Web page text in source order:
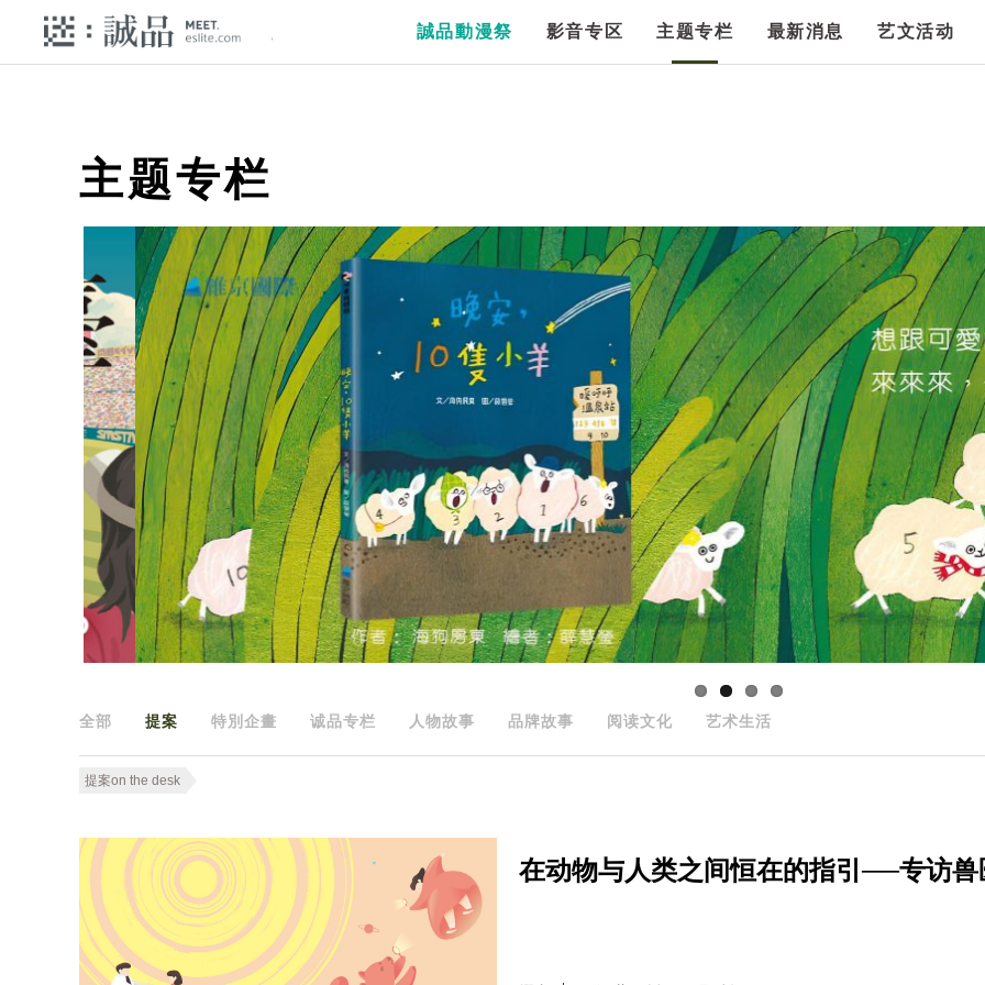
誠品動漫祭 影音专区 主题专栏 最新消息 艺文活动
主题专栏
全部 提案 特別企畫 诚品专栏 人物故事 品牌故事 阅读文化 艺术生活
提案on the desk
在动物与人类之间恒在的指引──专访兽